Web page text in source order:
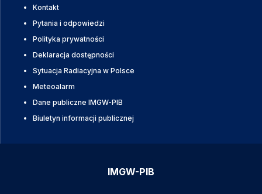
Kontakt
Pytania i odpowiedzi
Polityka prywatności
Deklaracja dostępności
Sytuacja Radiacyjna w Polsce
Meteoalarm
Dane publiczne IMGW-PIB
Biuletyn informacji publicznej
IMGW-PIB